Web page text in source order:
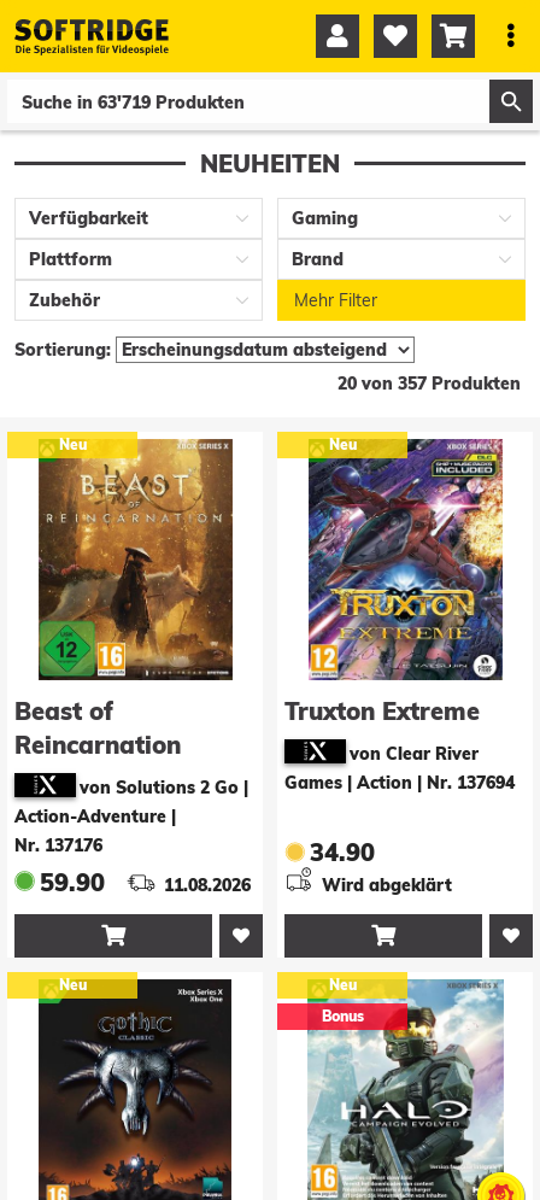
   
NEUHEITEN
Verfügbarkeit
Gaming
Plattform
Brand
Zubehör
Mehr Filter
Sortierung:
20 von 357 Produkten
Neu
Beast of
Reincarnation
von Solutions 2 Go |
Action-Adventure
Nr. 137176
59.90 11.08.2026

Neu
Truxton Extreme
von Clear River
Games | Action
Nr. 137694
34.90
Wird abgeklärt

Neu
Neu
Bonus